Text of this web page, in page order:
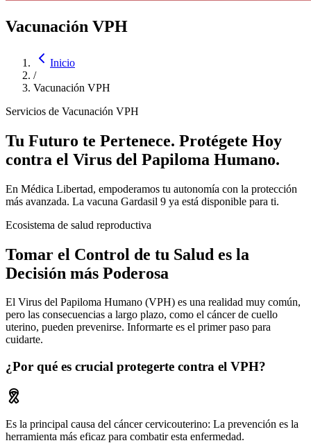
Vacunación VPH
Inicio
/
Vacunación VPH
Servicios de Vacunación VPH
Tu Futuro te Pertenece. Protégete Hoy
contra el Virus del Papiloma Humano.
En Médica Libertad, empoderamos tu autonomía con la protección
más avanzada. La vacuna Gardasil 9 ya está disponible para ti.
Ecosistema de salud reproductiva
Tomar el Control de tu Salud es la
Decisión más Poderosa
El Virus del Papiloma Humano (VPH) es una realidad muy común,
pero las consecuencias a largo plazo, como el cáncer de cuello
uterino, pueden prevenirse. Informarte es el primer paso para
cuidarte.
¿Por qué es crucial protegerte contra el VPH?
Es la principal causa del cáncer cervicouterino: La prevención es la
herramienta más eficaz para combatir esta enfermedad.